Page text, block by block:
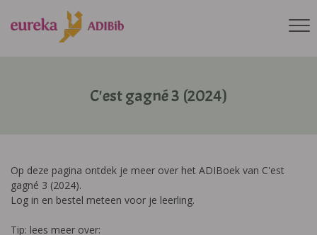
C'est gagné 3 (2024)
Op deze pagina ontdek je meer over het ADIBoek van C'est
gagné 3 (2024).
Log in en bestel meteen voor je leerling.
Tip: lees meer over: